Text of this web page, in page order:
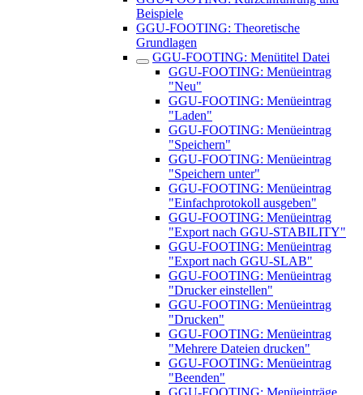
Beispiele
GGU-FOOTING: Theoretische
Grundlagen
GGU-FOOTING: Menütitel Datei
GGU-FOOTING: Menüeintrag
"Neu"
GGU-FOOTING: Menüeintrag
"Laden"
GGU-FOOTING: Menüeintrag
"Speichern"
GGU-FOOTING: Menüeintrag
"Speichern unter"
GGU-FOOTING: Menüeintrag
"Einfachprotokoll ausgeben"
GGU-FOOTING: Menüeintrag
"Export nach GGU-STABILITY"
GGU-FOOTING: Menüeintrag
"Export nach GGU-SLAB"
GGU-FOOTING: Menüeintrag
"Drucker einstellen"
GGU-FOOTING: Menüeintrag
"Drucken"
GGU-FOOTING: Menüeintrag
"Mehrere Dateien drucken"
GGU-FOOTING: Menüeintrag
"Beenden"
GGU-FOOTING: Menüeinträge